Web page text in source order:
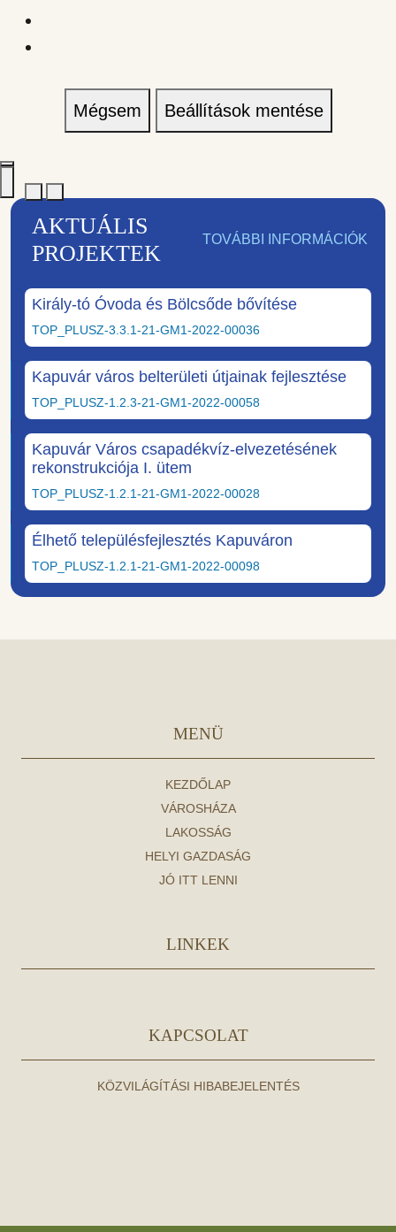
Mégsem Beállítások mentése
AKTUÁLIS
PROJEKTEK
TOVÁBBI INFORMÁCIÓK
Király-tó Óvoda és Bölcsőde bővítése
TOP_PLUSZ-3.3.1-21-GM1-2022-00036
Kapuvár város belterületi útjainak fejlesztése
TOP_PLUSZ-1.2.3-21-GM1-2022-00058
Kapuvár Város csapadékvíz-elvezetésének
rekonstrukciója I. ütem
TOP_PLUSZ-1.2.1-21-GM1-2022-00028
Élhető településfejlesztés Kapuváron
TOP_PLUSZ-1.2.1-21-GM1-2022-00098
MENÜ
KEZDŐLAP
VÁROSHÁZA
LAKOSSÁG
HELYI GAZDASÁG
JÓ ITT LENNI
LINKEK
KAPCSOLAT
KÖZVILÁGÍTÁSI HIBABEJELENTÉS